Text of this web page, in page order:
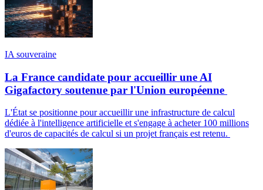
IA souveraine
La France candidate pour accueillir une AI
Gigafactory soutenue par l'Union européenne
L'État se positionne pour accueillir une infrastructure de calcul
dédiée à l'intelligence artificielle et s'engage à acheter 100 millions
d'euros de capacités de calcul si un projet français est retenu.